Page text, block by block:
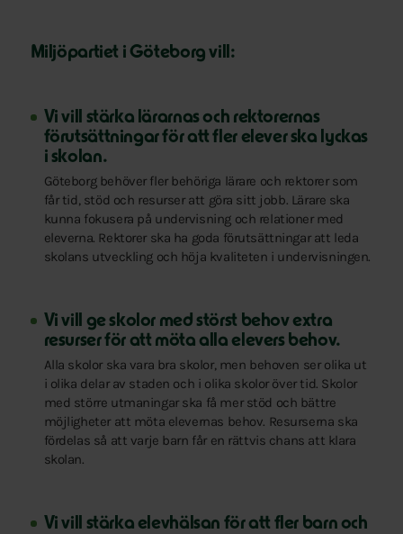
Miljöpartiet i Göteborg vill:
Vi vill stärka lärarnas och rektorernas
förutsättningar för att fler elever ska lyckas
i skolan.
Göteborg behöver fler behöriga lärare och rektorer som
får tid, stöd och resurser att göra sitt jobb. Lärare ska
kunna fokusera på undervisning och relationer med
eleverna. Rektorer ska ha goda förutsättningar att leda
skolans utveckling och höja kvaliteten i undervisningen.
Vi vill ge skolor med störst behov extra
resurser för att möta alla elevers behov.
Alla skolor ska vara bra skolor, men behoven ser olika ut
i olika delar av staden och i olika skolor över tid. Skolor
med större utmaningar ska få mer stöd och bättre
möjligheter att möta elevernas behov. Resurserna ska
fördelas så att varje barn får en rättvis chans att klara
skolan.
Vi vill stärka elevhälsan för att fler barn och